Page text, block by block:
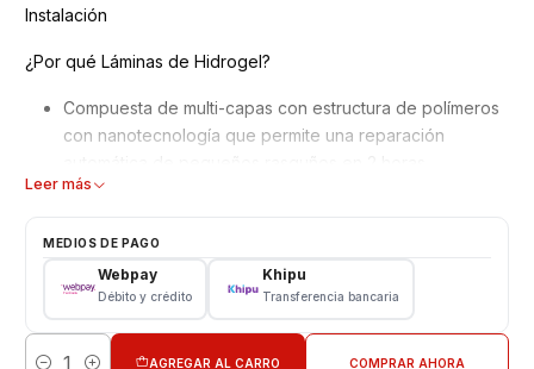
Instalación
¿Por qué Láminas de Hidrogel?
Compuesta de multi-capas con estructura de polímeros
con nanotecnología que permite una reparación
Mejor adaptación y absorción de golpes, debido a su
No interfiere en el reconocimiento de la huella dactilar
en pantalla.
Material ultra delgado adaptable a todos los equipos,
definición.
Leer más
MEDIOS DE PAGO
Webpay
Débito y crédito
Khipu
Transferencia bancaria
AGREGAR AL CARRO COMPRAR AHORA